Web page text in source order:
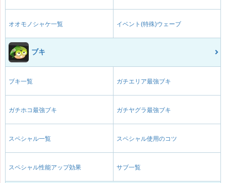
オオモノシャケ一覧 イベント(特殊)ウェーブ
ブキ
ブキ一覧 ガチエリア最強ブキ
ガチホコ最強ブキ ガチヤグラ最強ブキ
スペシャル一覧 スペシャル使用のコツ
スペシャル性能アップ効果 サブ一覧